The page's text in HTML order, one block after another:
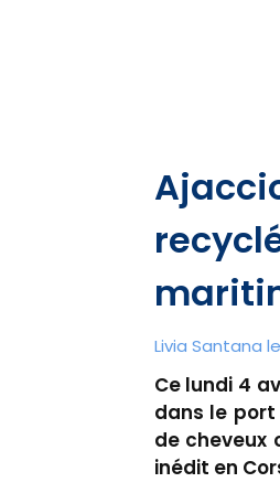
Livia Santana
Ce lundi 4
dans le
de cheveux
inédit en